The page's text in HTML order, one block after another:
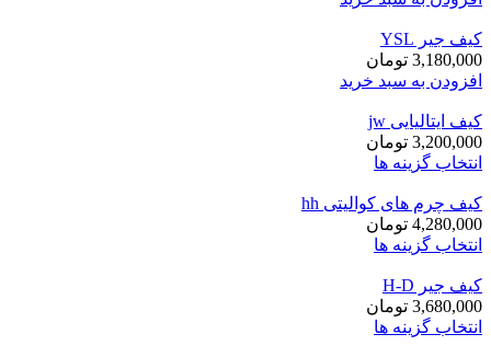
کیف جیر YSL
3,180,000 تومان
افزودن به سبد خرید
کیف ایتالیایی jw
3,200,000 تومان
انتخاب گزینه ها
کیف چرم های کوالیتی hh
4,280,000 تومان
انتخاب گزینه ها
کیف جیر H-D
3,680,000 تومان
انتخاب گزینه ها